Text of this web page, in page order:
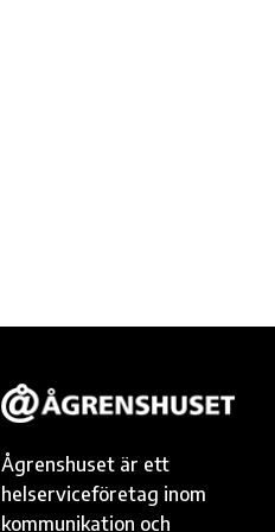
Ågrenshuset är ett
helserviceföretag inom
kommunikation och